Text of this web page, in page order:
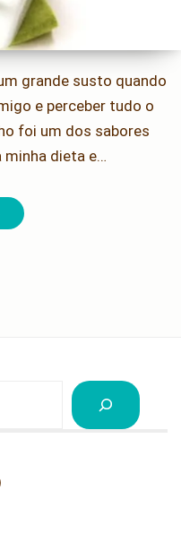
grande susto quando
e perceber tudo o
foi um dos sabores
minha dieta e…